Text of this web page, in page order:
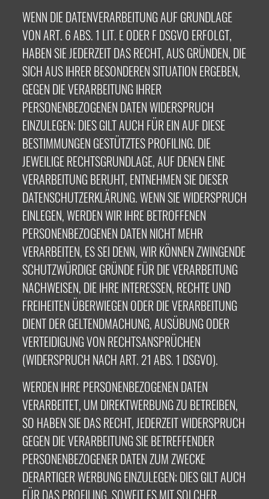
WENN DIE DATENVERARBEITUNG AUF GRUNDLAGE
VON ART. 6 ABS. 1 LIT. E ODER F DSGVO ERFOLGT,
HABEN SIE JEDERZEIT DAS RECHT, AUS GRÜNDEN, DIE
SICH AUS IHRER BESONDEREN SITUATION ERGEBEN,
GEGEN DIE VERARBEITUNG IHRER
PERSONENBEZOGENEN DATEN WIDERSPRUCH
EINZULEGEN; DIES GILT AUCH FÜR EIN AUF DIESE
BESTIMMUNGEN GESTÜTZTES PROFILING. DIE
JEWEILIGE RECHTSGRUNDLAGE, AUF DENEN EINE
VERARBEITUNG BERUHT, ENTNEHMEN SIE DIESER
DATENSCHUTZERKLÄRUNG. WENN SIE WIDERSPRUCH
EINLEGEN, WERDEN WIR IHRE BETROFFENEN
PERSONENBEZOGENEN DATEN NICHT MEHR
VERARBEITEN, ES SEI DENN, WIR KÖNNEN ZWINGENDE
SCHUTZWÜRDIGE GRÜNDE FÜR DIE VERARBEITUNG
NACHWEISEN, DIE IHRE INTERESSEN, RECHTE UND
FREIHEITEN ÜBERWIEGEN ODER DIE VERARBEITUNG
DIENT DER GELTENDMACHUNG, AUSÜBUNG ODER
VERTEIDIGUNG VON RECHTSANSPRÜCHEN
(WIDERSPRUCH NACH ART. 21 ABS. 1 DSGVO).
WERDEN IHRE PERSONENBEZOGENEN DATEN
VERARBEITET, UM DIREKTWERBUNG ZU BETREIBEN,
SO HABEN SIE DAS RECHT, JEDERZEIT WIDERSPRUCH
GEGEN DIE VERARBEITUNG SIE BETREFFENDER
PERSONENBEZOGENER DATEN ZUM ZWECKE
DERARTIGER WERBUNG EINZULEGEN; DIES GILT AUCH
FÜR DAS PROFILING, SOWEIT ES MIT SOLCHER